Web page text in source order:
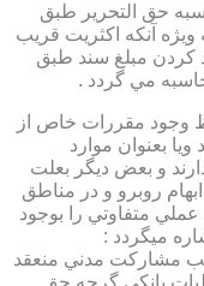
حق التحرير طبق
ويژه آنكه اكثريت قريب
كردن مبلغ سند طبق
مي گردد .
وجود مقررات خاص از
بعنوان موارد
و بعض ديگر بعلت
روبرو و در مناطق
متفاوتي را بوجود
ميگردد :
مشاركت مدني منعقد